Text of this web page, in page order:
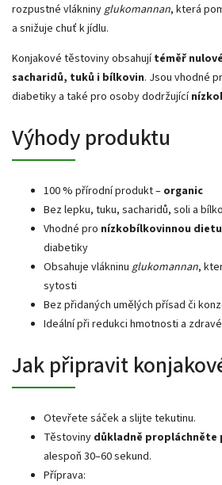
rozpustné vlákninyglukomannan, která
a snižuje chuť k jídlu.
Konjakové těstoviny obsahujítéměř
sacharidů, tuků i bílkovin. Jsou vhodné
diabetiky a také pro osoby dodržující
Výhody produktu
100 % přírodní produkt – organic
Bez lepku, tuku, sacharidů, soli a
Vhodné pro nízkobílkovinnou dietu
diabetiky
Obsahuje vlákninu glukomannan,
sytosti
Bez přidaných umělých přísad či
Ideální při redukci hmotnosti a
Jak připravit
Otevřete sáček a slijte tekutinu.
Těstoviny důkladně propláchněte
alespoň 30–60 sekund.
Příprava: